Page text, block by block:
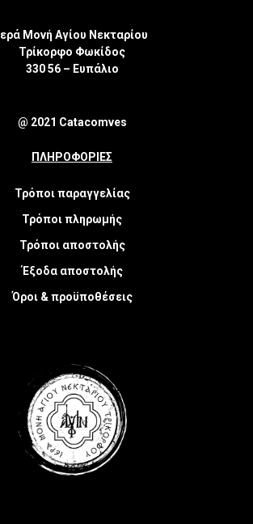
Ιερά Μονή Αγίου Νεκταρίου
Τρίκορφο Φωκίδος
330 56 – Ευπάλιο
@ 2021 Catacomves
ΠΛΗΡΟΦΟΡΙΕΣ
Τρόποι παραγγελίας
Τρόποι πληρωμής
Τρόποι αποστολής
Έξοδα αποστολής
Όροι & προϋποθέσεις